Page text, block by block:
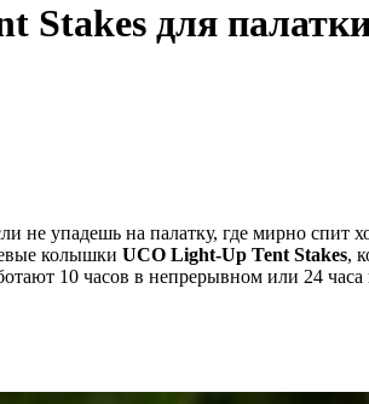
Stakes для
не упадешь на палатку, где мирно спит
колышки UCO Light-Up Tent Stakes,
10 часов в непрерывном или 24